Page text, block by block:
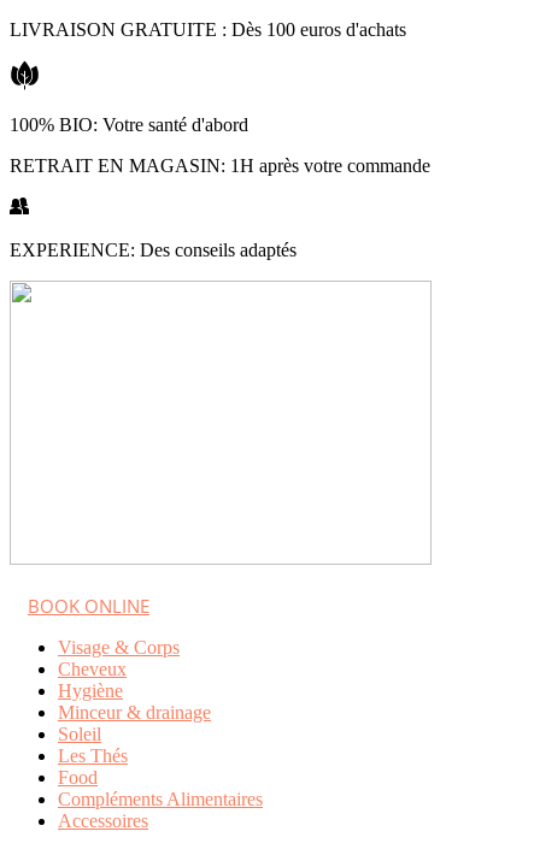
Aller
contenu
LIVRAISON GRATUITE : Dès 100 euros d'achats
100% BIO: Votre santé d'abord
RETRAIT EN MAGASIN: 1H après votre commande
EXPERIENCE: Des conseils adaptés
BOOK ONLINE
Visage & Corps
Cheveux
Hygiène
Minceur & drainage
Soleil
Les Thés
Food
Compléments Alimentaires
Accessoires